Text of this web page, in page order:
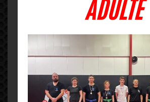
ADULTE